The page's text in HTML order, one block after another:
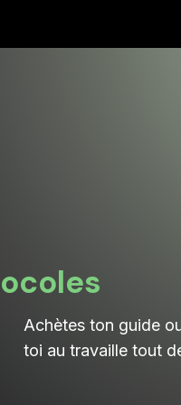
Achètes ton guide
toi au travaille tout